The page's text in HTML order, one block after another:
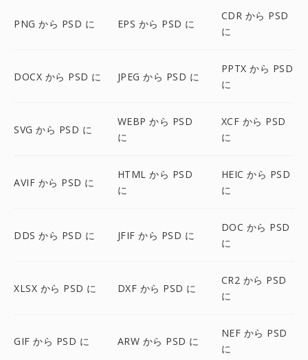
PNG から PSD に EPS から PSD に
CDR から PSD
に
DOCX から PSD に JPEG から PSD に
PPTX から PSD
に
SVG から PSD に
WEBP から PSD
に
XCF から PSD
に
AVIF から PSD に
HTML から PSD
に
HEIC から PSD
に
DDS から PSD に JFIF から PSD に
DOC から PSD
に
XLSX から PSD に DXF から PSD に
CR2 から PSD
に
GIF から PSD に ARW から PSD に
NEF から PSD
に